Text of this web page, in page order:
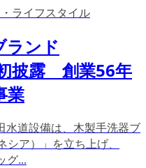
ライフスタイル
ランド
披露 創業56年
業
水道設備は、木製手洗器ブ
ア）」を立ち上げ、
グ...